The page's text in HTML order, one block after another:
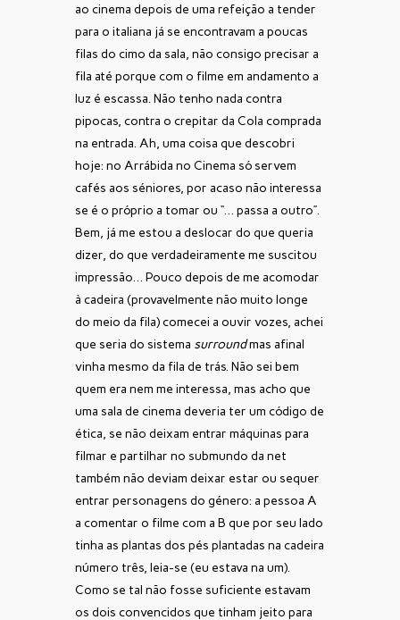
ao cinema depois de uma refeição a tender
para o italiana já se encontravam a poucas
filas do cimo da sala, não consigo precisar a
fila até porque com o filme em andamento a
luz é escassa. Não tenho nada contra
pipocas, contra o crepitar da Cola comprada
na entrada. Ah, uma coisa que descobri
hoje: no Arrábida no Cinema só servem
cafés aos séniores, por acaso não interessa
se é o próprio a tomar ou “… passa a outro”.
Bem, já me estou a deslocar do que queria
dizer, do que verdadeiramente me suscitou
impressão… Pouco depois de me acomodar
à cadeira (provavelmente não muito longe
do meio da fila) comecei a ouvir vozes, achei
que seria do sistema surroundmas afinal
vinha mesmo da fila de trás. Não sei bem
quem era nem me interessa, mas acho que
uma sala de cinema deveria ter um código de
ética, se não deixam entrar máquinas para
filmar e partilhar no submundo da net
também não deviam deixar estar ou sequer
entrar personagens do género: a pessoa A
a comentar o filme com a B que por seu lado
tinha as plantas dos pés plantadas na cadeira
número três, leia-se (eu estava na um).
Como se tal não fosse suficiente estavam
os dois convencidos que tinham jeito para